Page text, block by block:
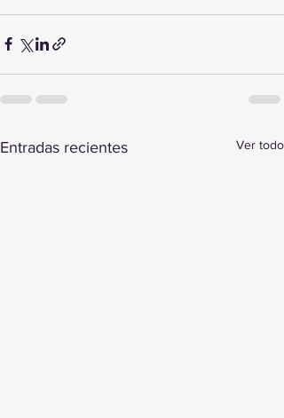
Entradas recientes Ver todo